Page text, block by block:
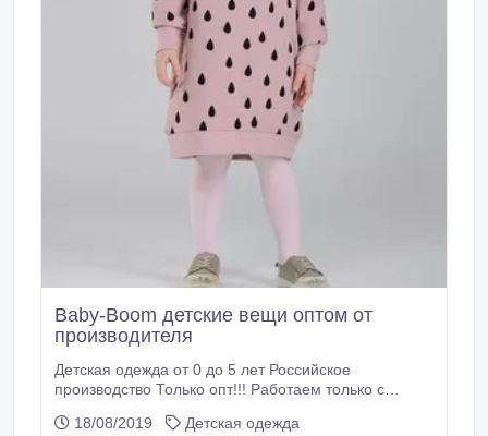
Baby-Boom детские вещи оптом от
производителя
Детская одежда от 0 до 5 лет Российское
производство Только опт!!! Работаем только с
СП Закажите каталог и начните зарабатывать с18/08/2019
Детская одежда